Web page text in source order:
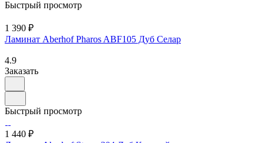
Быстрый просмотр
1 390 ₽
Ламинат Aberhof Pharos ABF105 Дуб Селар
4.9
Заказать
Быстрый просмотр
1 440 ₽